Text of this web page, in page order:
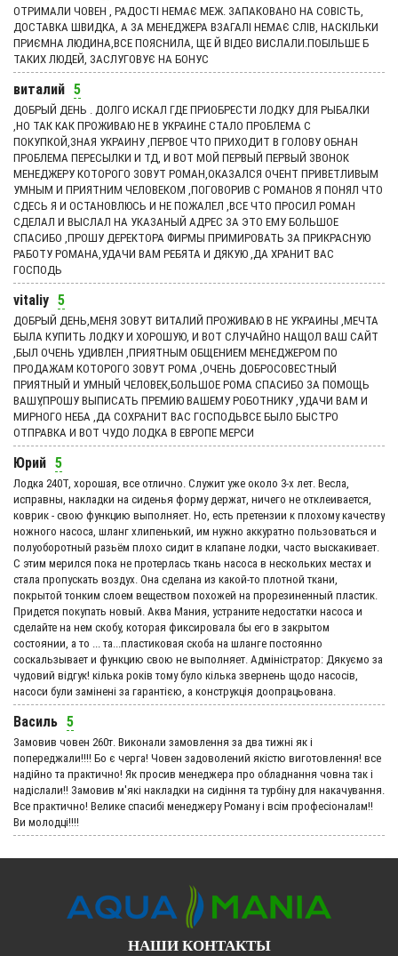
ОТРИМАЛИ ЧОВЕН , РАДОСТІ НЕМАЄ МЕЖ. ЗАПАКОВАНО НА СОВІСТЬ,
ДОСТАВКА ШВИДКА, А ЗА МЕНЕДЖЕРА ВЗАГАЛІ НЕМАЄ СЛІВ, НАСКІЛЬКИ
ПРИЄМНА ЛЮДИНА,ВСЕ ПОЯСНИЛА, ЩЕ Й ВІДЕО ВИСЛАЛИ.ПОБІЛЬШЕ Б
ТАКИХ ЛЮДЕЙ, ЗАСЛУГОВУЄ НА БОНУС
виталий 5
ДОБРЫЙ ДЕНЬ . ДОЛГО ИСКАЛ ГДЕ ПРИОБРЕСТИ ЛОДКУ ДЛЯ РЫБАЛКИ
,НО ТАК КАК ПРОЖИВАЮ НЕ В УКРАИНЕ СТАЛО ПРОБЛЕМА С
ПОКУПКОЙ,ЗНАЯ УКРАИНУ ,ПЕРВОЕ ЧТО ПРИХОДИТ В ГОЛОВУ ОБНАН
ПРОБЛЕМА ПЕРЕСЫЛКИ И ТД, И ВОТ МОЙ ПЕРВЫЙ ПЕРВЫЙ ЗВОНОК
МЕНЕДЖЕРУ КОТОРОГО ЗОВУТ РОМАН,ОКАЗАЛСЯ ОЧЕНТ ПРИВЕТЛИВЫМ
УМНЫМ И ПРИЯТНИМ ЧЕЛОВЕКОМ ,ПОГОВОРИВ С РОМАНОВ Я ПОНЯЛ ЧТО
СДЕСЬ Я И ОСТАНОВЛЮСЬ И НЕ ПОЖАЛЕЛ ,ВСЕ ЧТО ПРОСИЛ РОМАН
СДЕЛАЛ И ВЫСЛАЛ НА УКАЗАНЫЙ АДРЕС ЗА ЭТО ЕМУ БОЛЬШОЕ
СПАСИБО ,ПРОШУ ДЕРЕКТОРА ФИРМЫ ПРИМИРОВАТЬ ЗА ПРИКРАСНУЮ
РАБОТУ РОМАНА,УДАЧИ ВАМ РЕБЯТА И ДЯКУЮ ,ДА ХРАНИТ ВАС
ГОСПОДЬ
vitaliy 5
ДОБРЫЙ ДЕНЬ,МЕНЯ ЗОВУТ ВИТАЛИЙ ПРОЖИВАЮ В НЕ УКРАИНЫ ,МЕЧТА
БЫЛА КУПИТЬ ЛОДКУ И ХОРОШУЮ, И ВОТ СЛУЧАЙНО НАЩОЛ ВАШ САЙТ
,БЫЛ ОЧЕНЬ УДИВЛЕН ,ПРИЯТНЫМ ОБЩЕНИЕМ МЕНЕДЖЕРОМ ПО
ПРОДАЖАМ КОТОРОГО ЗОВУТ РОМА ,ОЧЕНЬ ДОБРОСОВЕСТНЫЙ
ПРИЯТНЫЙ И УМНЫЙ ЧЕЛОВЕК,БОЛЬШОЕ РОМА СПАСИБО ЗА ПОМОЩЬ
ВАШУ,ПРОШУ ВЫПИСАТЬ ПРЕМИЮ ВАШЕМУ РОБОТНИКУ ,УДАЧИ ВАМ И
МИРНОГО НЕБА ,ДА СОХРАНИТ ВАС ГОСПОДЬВСЕ БЫЛО БЫСТРО
ОТПРАВКА И ВОТ ЧУДО ЛОДКА В ЕВРОПЕ МЕРСИ
Юрий 5
Лодка 240Т, хорошая, все отлично. Служит уже около 3-х лет. Весла,
исправны, накладки на сиденья форму держат, ничего не отклеивается,
коврик - свою функцию выполняет. Но, есть претензии к плохому качеству
ножного насоса, шланг хлипенький, им нужно аккуратно пользоваться и
полуоборотный разьём плохо сидит в клапане лодки, часто выскакивает.
С этим мерился пока не протерлась ткань насоса в нескольких местах и
стала пропускать воздух. Она сделана из какой-то плотной ткани,
покрытой тонким слоем веществом похожей на прорезиненный пластик.
Придется покупать новый. Аква Мания, устраните недостатки насоса и
сделайте на нем скобу, которая фиксировала бы его в закрытом
состоянии, а то ... та...пластиковая скоба на шланге постоянно
соскальзывает и функцию свою не выполняет. Адмiнiстратор: Дякуємо за
чудовий вiдгук! кілька років тому було кілька звернень щодо насосів,
насоси були замінені за гарантією, а конструкція доопрацьована.
Василь 5
Замовив човен 260т. Виконали замовлення за два тижні як і
попереджали!!!! Бо є черга! Човен задоволений якістю виготовлення! все
надійно та практично! Як просив менеджера про обладнання човна так і
надіслали!! Замовив м'які накладки на сидіння та турбіну для накачування.
Все практично! Велике спасибі менеджеру Роману і всім професіоналам!!
Ви молодці!!!!
НАШИ КОНТАКТЫ